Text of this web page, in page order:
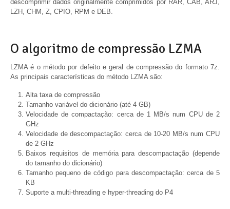
descomprimir dados originalmente comprimidos por RAR, CAB, ARJ,
LZH, CHM, Z, CPIO, RPM e DEB.
O algoritmo de compressão LZMA
LZMA é o método por defeito e geral de compressão do formato 7z.
As principais características do método LZMA são:
Alta taxa de compressão
Tamanho variável do dicionário (até 4 GB)
Velocidade de compactação: cerca de 1 MB/s num CPU de 2
GHz
Velocidade de descompactação: cerca de 10-20 MB/s num CPU
de 2 GHz
Baixos requisitos de memória para descompactação (depende
do tamanho do dicionário)
Tamanho pequeno de código para descompactação: cerca de 5
KB
Suporte a multi-threading e hyper-threading do P4